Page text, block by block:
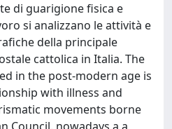
di guarigione fisica e
si analizzano le attività e
della principale
cattolica in Italia. The
in the post-modern age is
with illness and
movements borne